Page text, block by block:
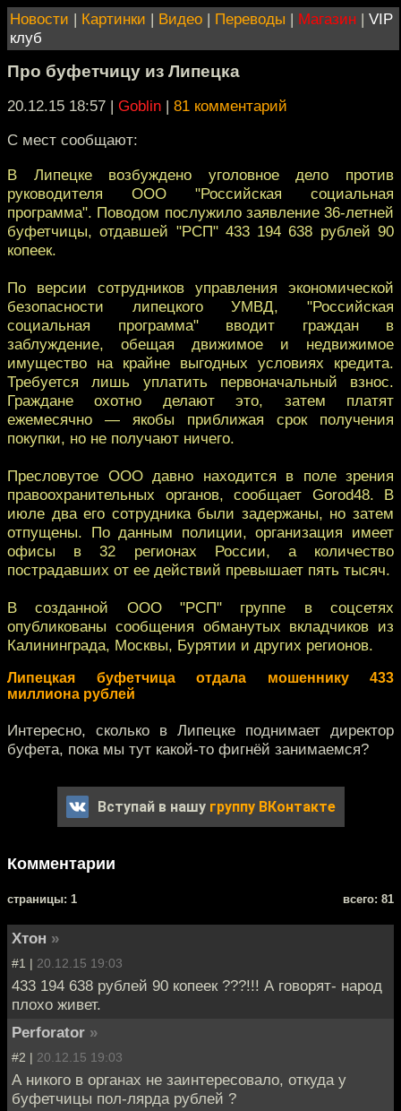
Новости | Картинки | Видео | Переводы | Магазин | VIP
клуб
Про буфетчицу из Липецка
20.12.15 18:57 | Goblin | 81 комментарий
С мест сообщают:
В Липецке возбуждено уголовное дело против
руководителя ООО "Российская социальная
программа". Поводом послужило заявление 36-летней
буфетчицы, отдавшей "РСП" 433 194 638 рублей 90
копеек.
По версии сотрудников управления экономической
безопасности липецкого УМВД, "Российская
социальная программа" вводит граждан в
заблуждение, обещая движимое и недвижимое
имущество на крайне выгодных условиях кредита.
Требуется лишь уплатить первоначальный взнос.
Граждане охотно делают это, затем платят
ежемесячно — якобы приближая срок получения
покупки, но не получают ничего.
Пресловутое ООО давно находится в поле зрения
правоохранительных органов, сообщает Gorod48. В
июле два его сотрудника были задержаны, но затем
отпущены. По данным полиции, организация имеет
офисы в 32 регионах России, а количество
пострадавших от ее действий превышает пять тысяч.
В созданной ООО "РСП" группе в соцсетях
опубликованы сообщения обманутых вкладчиков из
Калининграда, Москвы, Бурятии и других регионов.
Липецкая буфетчица отдала мошеннику 433
миллиона рублей
Интересно, сколько в Липецке поднимает директор
буфета, пока мы тут какой-то фигнёй занимаемся?
Вступай в нашу группу ВКонтакте
Комментарии
cтраницы: 1 всего: 81
Хтон »
#1 | 20.12.15 19:03
433 194 638 рублей 90 копеек ???!!! А говорят- народ
плохо живет.
Perforator »
#2 | 20.12.15 19:03
А никого в органах не заинтересовало, откуда у
буфетчицы пол-лярда рублей ?